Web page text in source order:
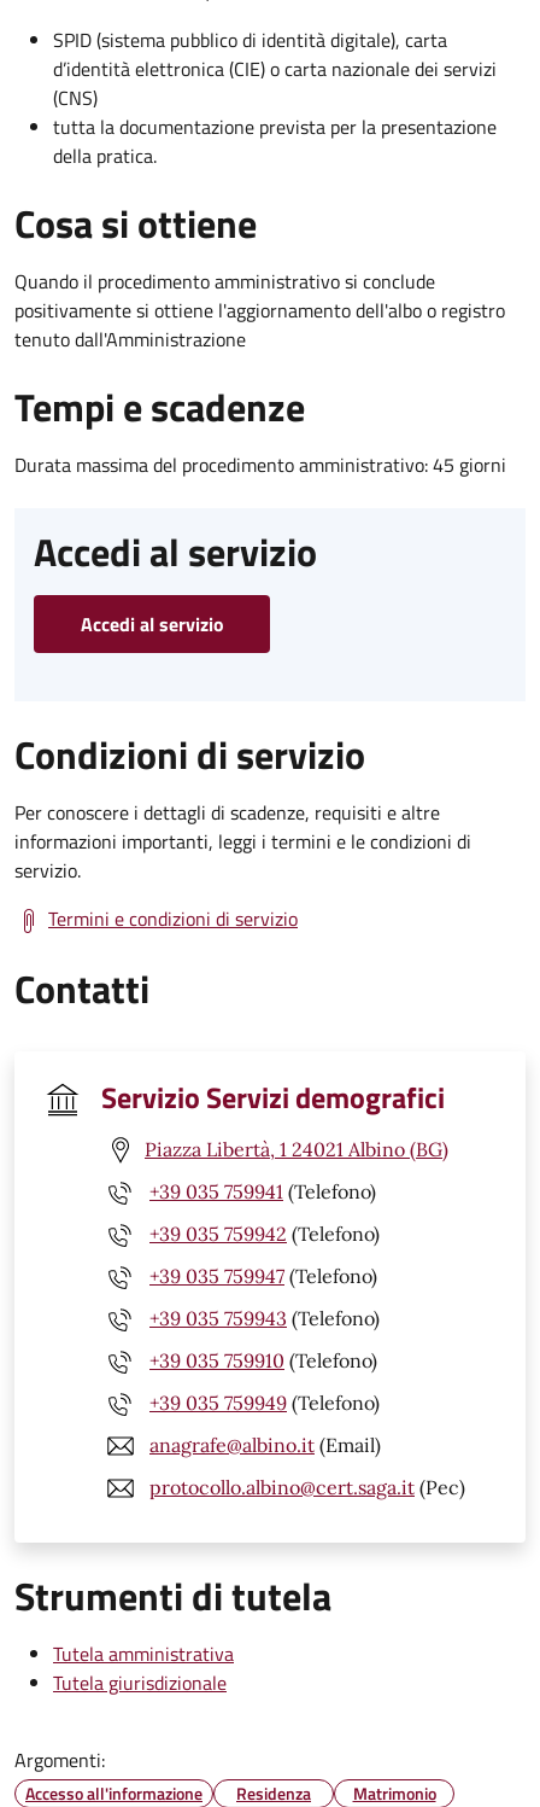
SPID (sistema pubblico di identità digitale), carta
d’identità elettronica (CIE) o carta nazionale dei servizi
(CNS)
tutta la documentazione prevista per la presentazione
della pratica.
Cosa si ottiene
Quando il procedimento amministrativo si conclude
positivamente si ottiene l'aggiornamento dell'albo o registro
tenuto dall'Amministrazione
Tempi e scadenze
Durata massima del procedimento amministrativo: 45 giorni
Accedi al servizio
Accedi al servizio
Condizioni di servizio
Per conoscere i dettagli di scadenze, requisiti e altre
informazioni importanti, leggi i termini e le condizioni di
servizio.
Termini e condizioni di servizio
Contatti
Servizio Servizi demografici
Piazza Libertà, 1 24021 Albino (BG)
+39 035 759941 (Telefono)
+39 035 759942 (Telefono)
+39 035 759947 (Telefono)
+39 035 759943 (Telefono)
+39 035 759910 (Telefono)
+39 035 759949 (Telefono)
anagrafe@albino.it (Email)
protocollo.albino@cert.saga.it (Pec)
Strumenti di tutela
Tutela amministrativa
Tutela giurisdizionale
Argomenti:
Accesso all'informazione Residenza Matrimonio